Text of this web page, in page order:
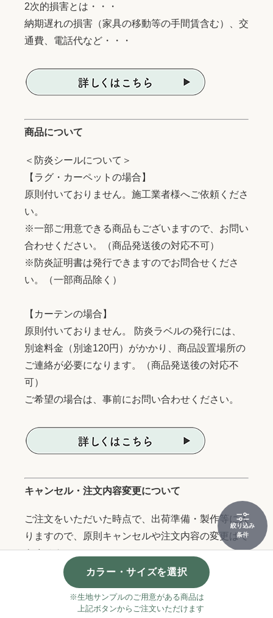
絞り込み
条件
カラー・サイズを選択
※生地サンプルのご用意がある商品は
上記ボタンからご注文いただけます
2次的損害とは・・・
納期遅れの損害（家具の移動等の手間賃含む）、交
通費、電話代など・・・
商品について
＜防炎シールについて＞
【ラグ・カーペットの場合】
原則付いておりません。施工業者様へご依頼くださ
い。
※一部ご用意できる商品もございますので、お問い
合わせください。（商品発送後の対応不可）
※防炎証明書は発行できますのでお問合せくださ
い。（一部商品除く）
【カーテンの場合】
原則付いておりません。 防炎ラベルの発行には、
別途料金（別途120円）がかかり、商品設置場所の
ご連絡が必要になります。（商品発送後の対応不
可）
ご希望の場合は、事前にお問い合わせください。
キャンセル・注文内容変更について
ご注文をいただいた時点で、出荷準備・製作等に入
りますので、原則キャンセルや注文内容の変更はで
きません。
状況によっては、お届け先住所などの変更も出来か
ねる場合がございますので、サイズ・品番・色・住
所等、再度ご確認の上ご注文お願いします。